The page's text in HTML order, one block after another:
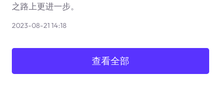
之路上更进一步。
2023-08-21 14:18
查看全部